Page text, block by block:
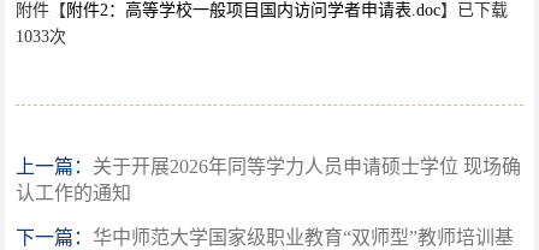
附件【 附件2：高等学校一般项目国内访问学者申请表.doc】已下载
1033次
上一篇： 关于开展2026年同等学力人员申请硕士学位 现场确
认工作的通知
下一篇：华中师范大学国家级职业教育“双师型”教师培训基